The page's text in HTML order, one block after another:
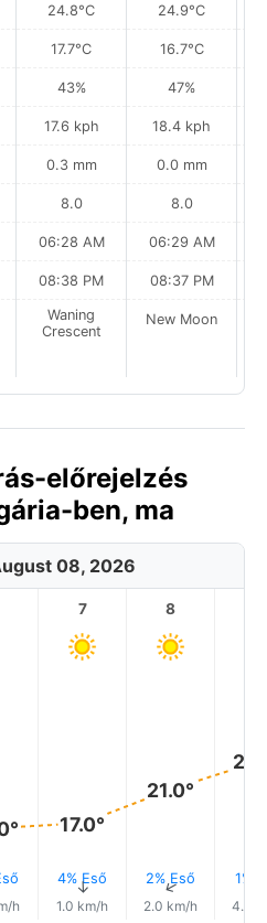
24.8°C
17.7°C
43%
17.6 kph
0.3 mm
8.0
06:28 AM
08:38 PM
Waning
Crescent
24.9°C
16.7°C
47%
18.4 kph
0.0 mm
8.0
06:29 AM
08:37 PM
New Moon
előrejelzés
ben, ma
08, 2026
h
7
17.0°
4% Eső
↑
1.0 km/h
8
21.0°
2% Eső
↑
2.0 km/h
1%
4.0